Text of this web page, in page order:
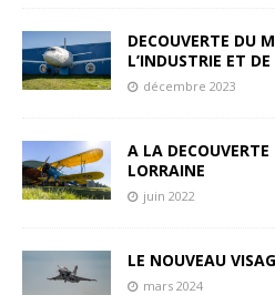
DECOUVERTE DU
L’INDUSTRIE ET
décembre 2023
A LA DECOUVERTE
LORRAINE
juin 2022
LE NOUVEAU
mars 2024